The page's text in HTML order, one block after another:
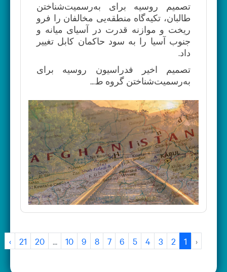
تصمیم روسیه برای به‌رسمیت‌شناختن
طالبان، تکیه‌گاه منطقه‌یی مخالفان را فرو
ریخت و موازنه قدرت در آسیای میانه و
جنوب آسیا را به سود حاکمان کابل تغییر
داد.
تصمیم اخیر فدراسیون روسیه برای
به‌رسمیت‌شناختن گروه ط...
‹
1
2
3
4
5
6
7
8
9
10
20
21
›